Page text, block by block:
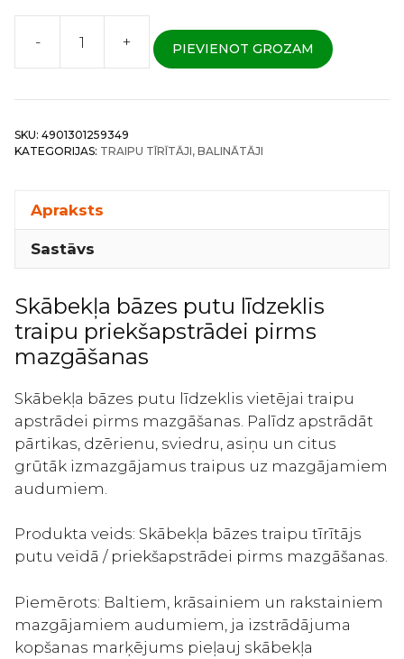
-
Kao
Wide
Haiter
Foam
bāzes
tīrītājs
300ml
daudzums
+ PIEVIENOT GROZAM
SKU: 4901301259349
KATEGORIJAS: TRAIPU TĪRĪTĀJI, BALINĀTĀJI
Apraksts
Sastāvs
Skābekļa bāzes putu līdzeklis
traipu priekšapstrādei pirms
mazgāšanas
Skābekļa bāzes putu līdzeklis vietējai traipu
apstrādei pirms mazgāšanas. Palīdz apstrādāt
pārtikas, dzērienu, sviedru, asiņu un citus
grūtāk izmazgājamus traipus uz mazgājamiem
audumiem.
Produkta veids: Skābekļa bāzes traipu tīrītājs
putu veidā / priekšapstrādei pirms mazgāšanas.
Piemērots: Baltiem, krāsainiem un rakstainiem
mazgājamiem audumiem, ja izstrādājuma
kopšanas marķējums pieļauj skābekļa